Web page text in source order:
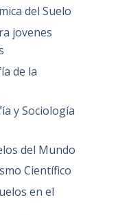
del Suelo
jovenes
de la
y Sociología
del Mundo
Científico
en el